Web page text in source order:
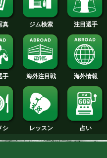
2013年
2012年
2011年
2010年